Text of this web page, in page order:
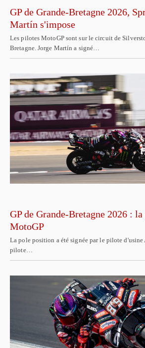
GP de Grande-Bretagne 2026,
Martín s'impose
Les pilotes MotoGP sont sur le circuit de
Bretagne. Jorge Martín a signé…
GP de Grande-Bretagne 2026 :
MotoGP
La pole position a été signée par le pilote
pilote…